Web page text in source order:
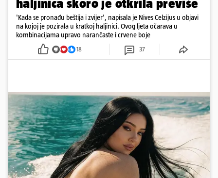
haljinica skoro je otkrila previše
'Kada se pronađu beštija i zvijer', napisala je Nives Celzijus u objavi
na kojoj je pozirala u kratkoj haljinici. Ovog ljeta očarava u
kombinacijama upravo narančaste i crvene boje
18 37